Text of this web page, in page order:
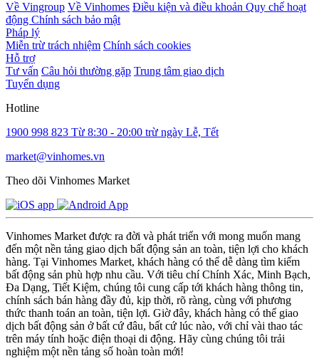
Về Vingroup Về Vinhomes Điều kiện và điều khoản Quy chế hoạt
động Chính sách bảo mật
Pháp lý
Miễn trừ trách nhiệm Chính sách cookies
Hỗ trợ
Tư vấn Câu hỏi thường gặp Trung tâm giao dịch
Tuyển dụng
Hotline
1900 998 823 Từ 8:30 - 20:00 trừ ngày Lễ, Tết
market@vinhomes.vn
Theo dõi Vinhomes Market
Vinhomes Market được ra đời và phát triển với mong muốn mang
đến một nền tảng giao dịch bất động sản an toàn, tiện lợi cho khách
hàng. Tại Vinhomes Market, khách hàng có thể dễ dàng tìm kiếm
bất động sản phù hợp nhu cầu. Với tiêu chí Chính Xác, Minh Bạch,
Đa Dạng, Tiết Kiệm, chúng tôi cung cấp tới khách hàng thông tin,
chính sách bán hàng đầy đủ, kịp thời, rõ ràng, cùng với phương
thức thanh toán an toàn, tiện lợi. Giờ đây, khách hàng có thể giao
dịch bất động sản ở bất cứ đâu, bất cứ lúc nào, với chỉ vài thao tác
trên máy tính hoặc điện thoại di động. Hãy cùng chúng tôi trải
nghiệm một nền tảng số hoàn toàn mới!